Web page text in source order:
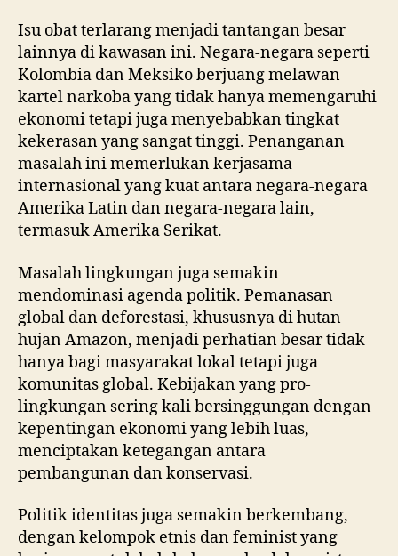
Isu obat terlarang menjadi tantangan besar
lainnya di kawasan ini. Negara-negara seperti
Kolombia dan Meksiko berjuang melawan
kartel narkoba yang tidak hanya memengaruhi
ekonomi tetapi juga menyebabkan tingkat
kekerasan yang sangat tinggi. Penanganan
masalah ini memerlukan kerjasama
internasional yang kuat antara negara-negara
Amerika Latin dan negara-negara lain,
termasuk Amerika Serikat.
Masalah lingkungan juga semakin
mendominasi agenda politik. Pemanasan
global dan deforestasi, khususnya di hutan
hujan Amazon, menjadi perhatian besar tidak
hanya bagi masyarakat lokal tetapi juga
komunitas global. Kebijakan yang pro-
lingkungan sering kali bersinggungan dengan
kepentingan ekonomi yang lebih luas,
menciptakan ketegangan antara
pembangunan dan konservasi.
Politik identitas juga semakin berkembang,
dengan kelompok etnis dan feminist yang